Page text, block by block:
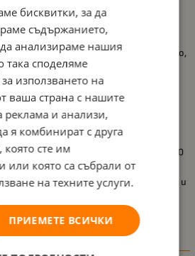
Подходящ размер за бебета, които
от висококачествено стъкло,
здравето на бебето и лесно за
Снабдено с противизлизаща
изтичането на
удобство при ползване.
Lorelli - Anti Colic
, с вместимост 240
решение за хранене на вашето
и спокойствие както на него, така и
бисквитки, за да
съдържанието,
анализираме нашия
споделяме
използването на
ваша страна с нашите
реклама и анализи,
я комбинират с друга
сте им
или която са събрали от
на техните услуги.
ПРИЕМЕТЕ ВСИЧКИ